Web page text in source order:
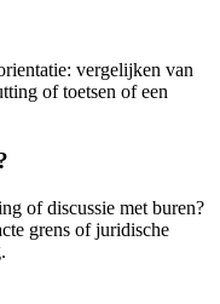
vergelijken van
of toetsen of een
of discussie met buren?
grens of juridische